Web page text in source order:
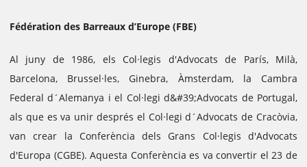
Fédération des Barreaux d’Europe (FBE)
Al juny de 1986, els Col·legis d'Advocats de París, Milà,
Barcelona, Brussel·les, Ginebra, Àmsterdam, la Cambra
Federal d´Alemanya i el Col·legi d&#39;Advocats de Portugal,
als que es va unir després el Col·legi d´Advocats de Cracòvia,
van crear la Conferència dels Grans Col·legis d'Advocats
d'Europa (CGBE). Aquesta Conferència es va convertir el 23 de